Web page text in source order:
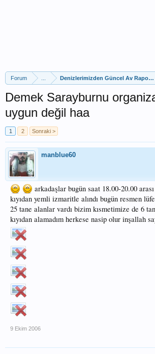
Forum Denizlerimizden Güncel Av Raporları
Demek Sarayburnu
uygun değil haa
1 2 Sonraki >
manblue60
arkadaşlar bugün saat 18.00-20.00
kıyıdan yemli izmaritle alındı bugün resmen
25 tane alanlar vardı bizim kısmetimize de 6
kıyıdan alamadım herkese nasip olur inşallah
9 Ekim 2006